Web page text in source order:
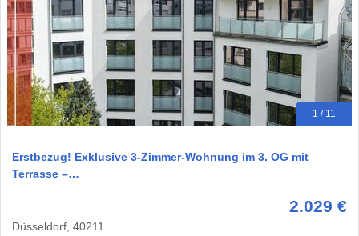
1 / 11
Erstbezug! Exklusive 3-Zimmer-Wohnung im 3. OG mit
Terrasse –…
2.029 €
Düsseldorf, 40211